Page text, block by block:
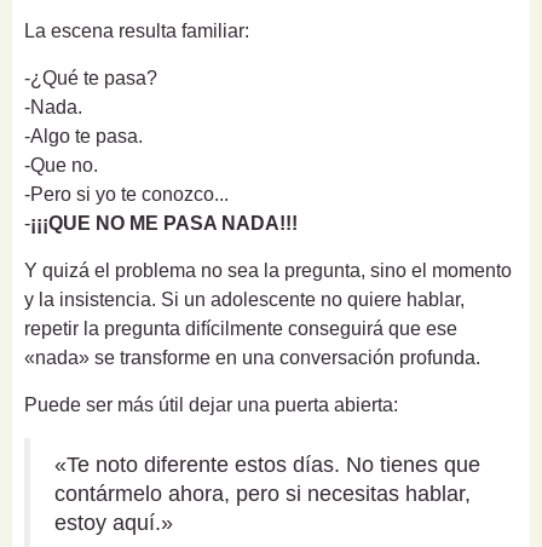
La escena resulta familiar:
-¿Qué te pasa?
-Nada.
-Algo te pasa.
-Que no.
-Pero si yo te conozco...
-¡¡¡QUE NO ME PASA NADA!!!
Y quizá el problema no sea la pregunta, sino el momento
y la insistencia. Si un adolescente no quiere hablar,
repetir la pregunta difícilmente conseguirá que ese
«nada» se transforme en una conversación profunda.
Puede ser más útil dejar una puerta abierta:
«Te noto diferente estos días. No tienes que
contármelo ahora, pero si necesitas hablar,
estoy aquí.»